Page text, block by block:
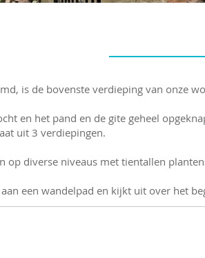
is de bovenste verdieping van onze
en het pand en de gite geheel
uit 3 verdiepingen.
op diverse niveaus met tientallen
een wandelpad en kijkt uit over het